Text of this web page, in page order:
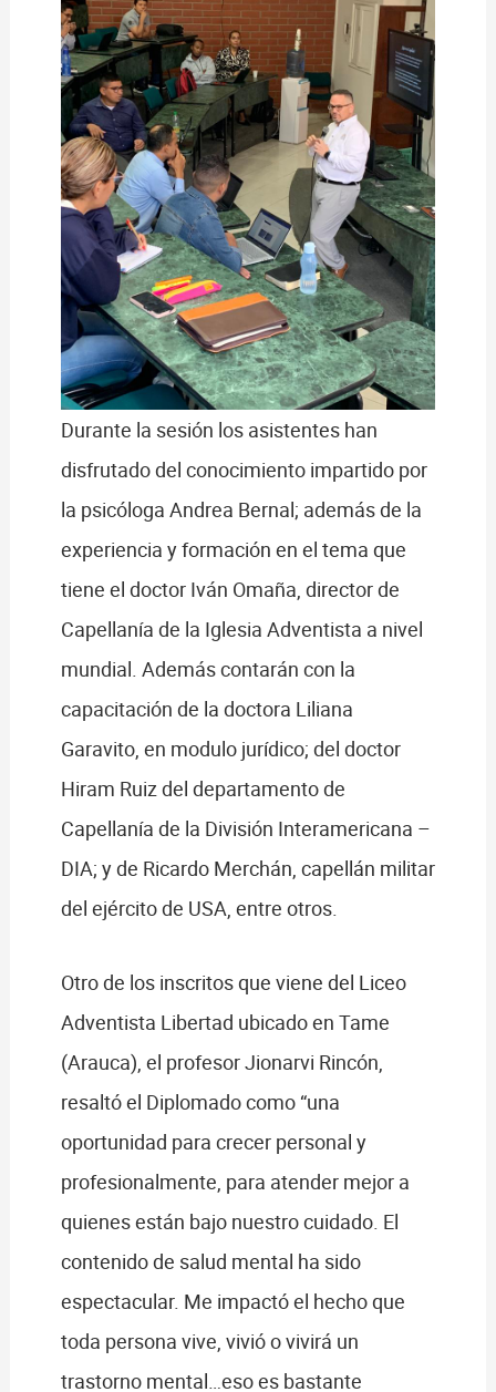
Durante la sesión los asistentes han
disfrutado del conocimiento impartido por
la psicóloga Andrea Bernal; además de la
experiencia y formación en el tema que
tiene el doctor Iván Omaña, director de
Capellanía de la Iglesia Adventista a nivel
mundial. Además contarán con la
capacitación de la doctora Liliana
Garavito, en modulo jurídico; del doctor
Hiram Ruiz del departamento de
Capellanía de la División Interamericana –
DIA; y de Ricardo Merchán, capellán militar
del ejército de USA, entre otros.
Otro de los inscritos que viene del Liceo
Adventista Libertad ubicado en Tame
(Arauca), el profesor Jionarvi Rincón,
resaltó el Diplomado como “una
oportunidad para crecer personal y
profesionalmente, para atender mejor a
quienes están bajo nuestro cuidado. El
contenido de salud mental ha sido
espectacular. Me impactó el hecho que
toda persona vive, vivió o vivirá un
trastorno mental…eso es bastante